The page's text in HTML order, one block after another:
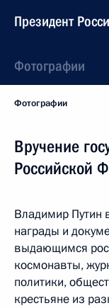
Президент
Фотографии
Фотографии
Вручение
Российской
Владимир Путин
награды и
выдающимся
космонавты,
политики,
крестьяне из